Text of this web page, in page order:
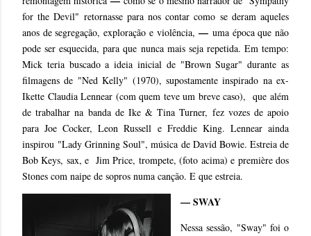
for the Devil" retornasse para nos contar como se deram aqueles
anos de segregação, exploração e violência,— uma época que não
pode ser esquecida, para que nunca mais seja repetida. Em tempo:
Mick teria buscado a ideia inicial de "Brown Sugar" durante as
filmagens de "Ned Kelly" (1970), supostamente inspirado na ex-
Ikette Claudia Lennear (com quem teve um breve caso), que além
de trabalhar na banda de Ike & Tina Turner, fez vozes de apoio
para Joe Cocker, Leon Russell e Freddie King. Lennear ainda
inspirou "Lady Grinning Soul", música de David Bowie. Estreia de
Bob Keys, sax, e Jim Price, trompete, (foto acima) e première dos
Stones com naipe de sopros numa canção. E que estreia.
— SWAY
Nessa sessão, "Sway" foi o